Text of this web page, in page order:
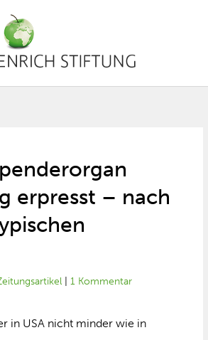
erpresst – nach
|1 Kommentar
in USA nicht minder wie in